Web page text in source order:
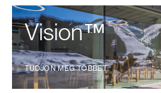
Vision™
TUDJON MEG TÖBBET